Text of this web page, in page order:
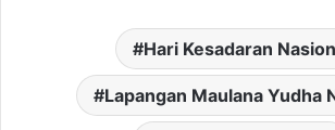
Hari Kesadaran
Lapangan Maulana Yudha